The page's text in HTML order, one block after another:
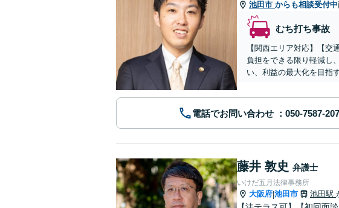
池田市 からも相談受付中
むち打ち事故
【関西エリア対応】【
負担をできる限り軽減し
い、利益の最大化を目指
電話でお問い合わせ
藤井 敦史 弁護士
いけだ五月法律事務所
大阪府|池田市 池田駅